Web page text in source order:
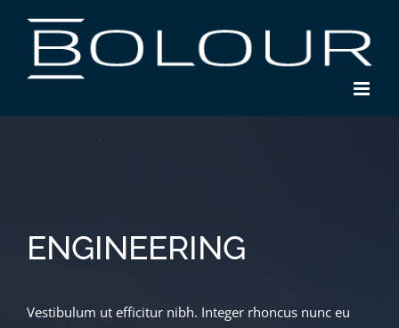
content
ENGINEERING
Vestibulum ut efficitur nibh. Integer rhoncus nunc eu